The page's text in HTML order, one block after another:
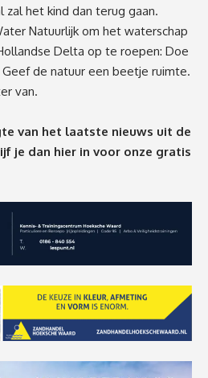
het kind dan terug gaan.
Natuurlijk om het waterschap
Delta op te roepen: Doe
de natuur een beetje ruimte.
van.
van het laatste nieuws uit de
je dan hier in voor onze gratis